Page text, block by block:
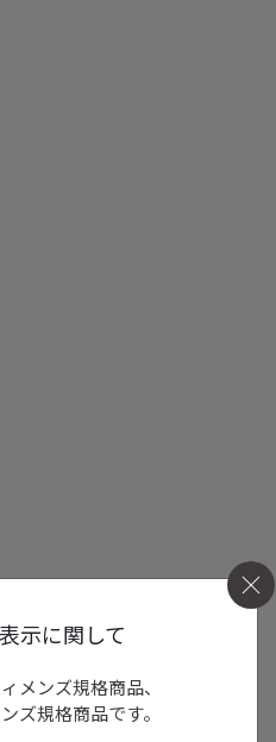
示に関して
メンズ規格商品、
ズ規格商品です。